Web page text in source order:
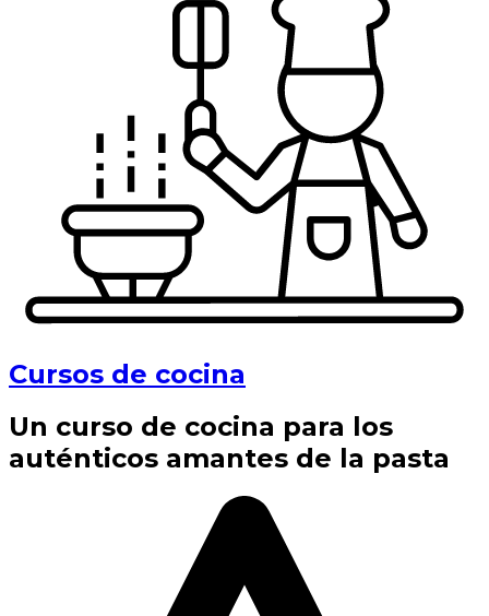
Cursos de cocina
Un curso de cocina para los
auténticos amantes de la pasta